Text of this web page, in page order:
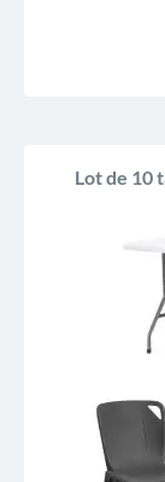
Lot de 10